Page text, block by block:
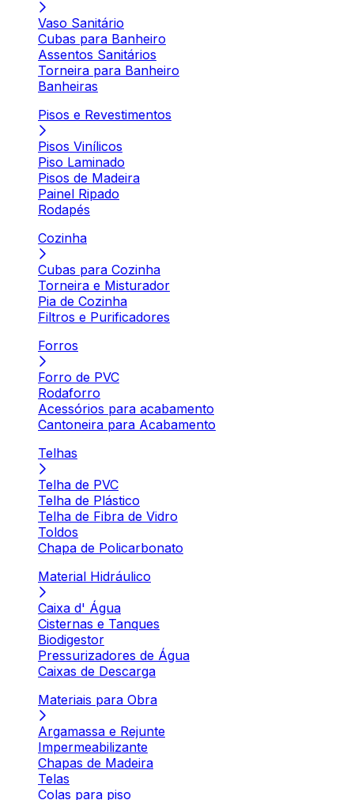
Vaso Sanitário
Cubas para Banheiro
Assentos Sanitários
Torneira para Banheiro
Banheiras
Pisos e Revestimentos
Pisos Vinílicos
Piso Laminado
Pisos de Madeira
Painel Ripado
Rodapés
Cozinha
Cubas para Cozinha
Torneira e Misturador
Pia de Cozinha
Filtros e Purificadores
Forros
Forro de PVC
Rodaforro
Acessórios para acabamento
Cantoneira para Acabamento
Telhas
Telha de PVC
Telha de Plástico
Telha de Fibra de Vidro
Toldos
Chapa de Policarbonato
Material Hidráulico
Caixa d' Água
Cisternas e Tanques
Biodigestor
Pressurizadores de Água
Caixas de Descarga
Materiais para Obra
Argamassa e Rejunte
Impermeabilizante
Chapas de Madeira
Telas
Colas para piso